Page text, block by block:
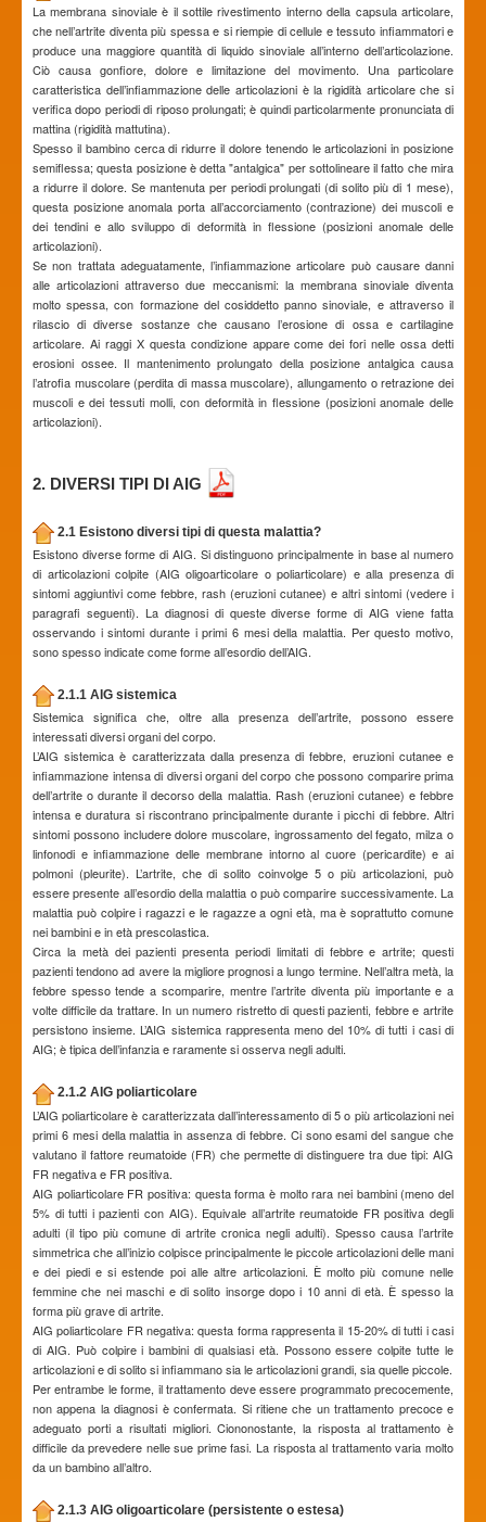
La membrana sinoviale è il sottile rivestimento interno della capsula articolare,
che nell’artrite diventa più spessa e si riempie di cellule e tessuto infiammatori e
produce una maggiore quantità di liquido sinoviale all’interno dell’articolazione.
Ciò causa gonfiore, dolore e limitazione del movimento. Una particolare
caratteristica dell’infiammazione delle articolazioni è la rigidità articolare che si
verifica dopo periodi di riposo prolungati; è quindi particolarmente pronunciata di
mattina (rigidità mattutina).
Spesso il bambino cerca di ridurre il dolore tenendo le articolazioni in posizione
semiflessa; questa posizione è detta "antalgica" per sottolineare il fatto che mira
a ridurre il dolore. Se mantenuta per periodi prolungati (di solito più di 1 mese),
questa posizione anomala porta all’accorciamento (contrazione) dei muscoli e
dei tendini e allo sviluppo di deformità in flessione (posizioni anomale delle
articolazioni).
Se non trattata adeguatamente, l’infiammazione articolare può causare danni
alle articolazioni attraverso due meccanismi: la membrana sinoviale diventa
molto spessa, con formazione del cosiddetto panno sinoviale, e attraverso il
rilascio di diverse sostanze che causano l’erosione di ossa e cartilagine
articolare. Ai raggi X questa condizione appare come dei fori nelle ossa detti
erosioni ossee. Il mantenimento prolungato della posizione antalgica causa
l’atrofia muscolare (perdita di massa muscolare), allungamento o retrazione dei
muscoli e dei tessuti molli, con deformità in flessione (posizioni anomale delle
articolazioni).
2. DIVERSI TIPI DI AIG
2.1 Esistono diversi tipi di questa malattia?
Esistono diverse forme di AIG. Si distinguono principalmente in base al numero
di articolazioni colpite (AIG oligoarticolare o poliarticolare) e alla presenza di
sintomi aggiuntivi come febbre, rash (eruzioni cutanee) e altri sintomi (vedere i
paragrafi seguenti). La diagnosi di queste diverse forme di AIG viene fatta
osservando i sintomi durante i primi 6 mesi della malattia. Per questo motivo,
sono spesso indicate come forme all’esordio dell’AIG.
2.1.1 AIG sistemica
Sistemica significa che, oltre alla presenza dell’artrite, possono essere
interessati diversi organi del corpo.
L’AIG sistemica è caratterizzata dalla presenza di febbre, eruzioni cutanee e
infiammazione intensa di diversi organi del corpo che possono comparire prima
dell’artrite o durante il decorso della malattia. Rash (eruzioni cutanee) e febbre
intensa e duratura si riscontrano principalmente durante i picchi di febbre. Altri
sintomi possono includere dolore muscolare, ingrossamento del fegato, milza o
linfonodi e infiammazione delle membrane intorno al cuore (pericardite) e ai
polmoni (pleurite). L’artrite, che di solito coinvolge 5 o più articolazioni, può
essere presente all’esordio della malattia o può comparire successivamente. La
malattia può colpire i ragazzi e le ragazze a ogni età, ma è soprattutto comune
nei bambini e in età prescolastica.
Circa la metà dei pazienti presenta periodi limitati di febbre e artrite; questi
pazienti tendono ad avere la migliore prognosi a lungo termine. Nell’altra metà, la
febbre spesso tende a scomparire, mentre l’artrite diventa più importante e a
volte difficile da trattare. In un numero ristretto di questi pazienti, febbre e artrite
persistono insieme. L’AIG sistemica rappresenta meno del 10% di tutti i casi di
AIG; è tipica dell’infanzia e raramente si osserva negli adulti.
2.1.2 AIG poliarticolare
L’AIG poliarticolare è caratterizzata dall’interessamento di 5 o più articolazioni nei
primi 6 mesi della malattia in assenza di febbre. Ci sono esami del sangue che
valutano il fattore reumatoide (FR) che permette di distinguere tra due tipi: AIG
FR negativa e FR positiva.
AIG poliarticolare FR positiva: questa forma è molto rara nei bambini (meno del
5% di tutti i pazienti con AIG). Equivale all’artrite reumatoide FR positiva degli
adulti (il tipo più comune di artrite cronica negli adulti). Spesso causa l’artrite
simmetrica che all’inizio colpisce principalmente le piccole articolazioni delle mani
e dei piedi e si estende poi alle altre articolazioni. È molto più comune nelle
femmine che nei maschi e di solito insorge dopo i 10 anni di età. È spesso la
forma più grave di artrite.
AIG poliarticolare FR negativa: questa forma rappresenta il 15-20% di tutti i casi
di AIG. Può colpire i bambini di qualsiasi età. Possono essere colpite tutte le
articolazioni e di solito si infiammano sia le articolazioni grandi, sia quelle piccole.
Per entrambe le forme, il trattamento deve essere programmato precocemente,
non appena la diagnosi è confermata. Si ritiene che un trattamento precoce e
adeguato porti a risultati migliori. Ciononostante, la risposta al trattamento è
difficile da prevedere nelle sue prime fasi. La risposta al trattamento varia molto
da un bambino all’altro.
2.1.3 AIG oligoarticolare (persistente o estesa)